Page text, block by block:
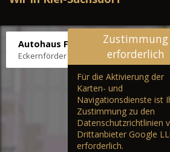
Autohaus Fräter
Eckernförder Str. /Klausbrooker Weg 1,
Zustimmung
erforderlich
Für die Aktivierung der
Karten- und
Navigationsdienste ist
Zustimmung zu den
Datenschutzrichtlinien
Drittanbieter Google
erforderlich.